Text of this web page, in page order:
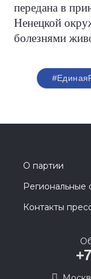
передана в
Ненецкой
болезнями
О партии
Региональные
Контакты